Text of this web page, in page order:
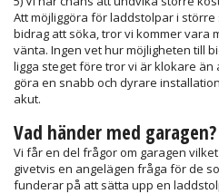
Att möjliggöra för laddstolpar i
bidrag att söka, tror vi kommer vara
vänta. Ingen vet hur möjligheten till
ligga steget före tror vi är klokare
göra en snabb och dyrare
akut.
Vad händer med garagen?
Vi får en del frågor om garagen
givetvis en angelägen fråga för de
funderar på att sätta upp en